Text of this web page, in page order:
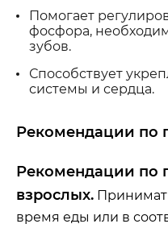
Помогает
фосфора,
зубов.
Способствует
системы и сердца.
Рекомендации по
Рекомендации по
взрослых.
время еды или в